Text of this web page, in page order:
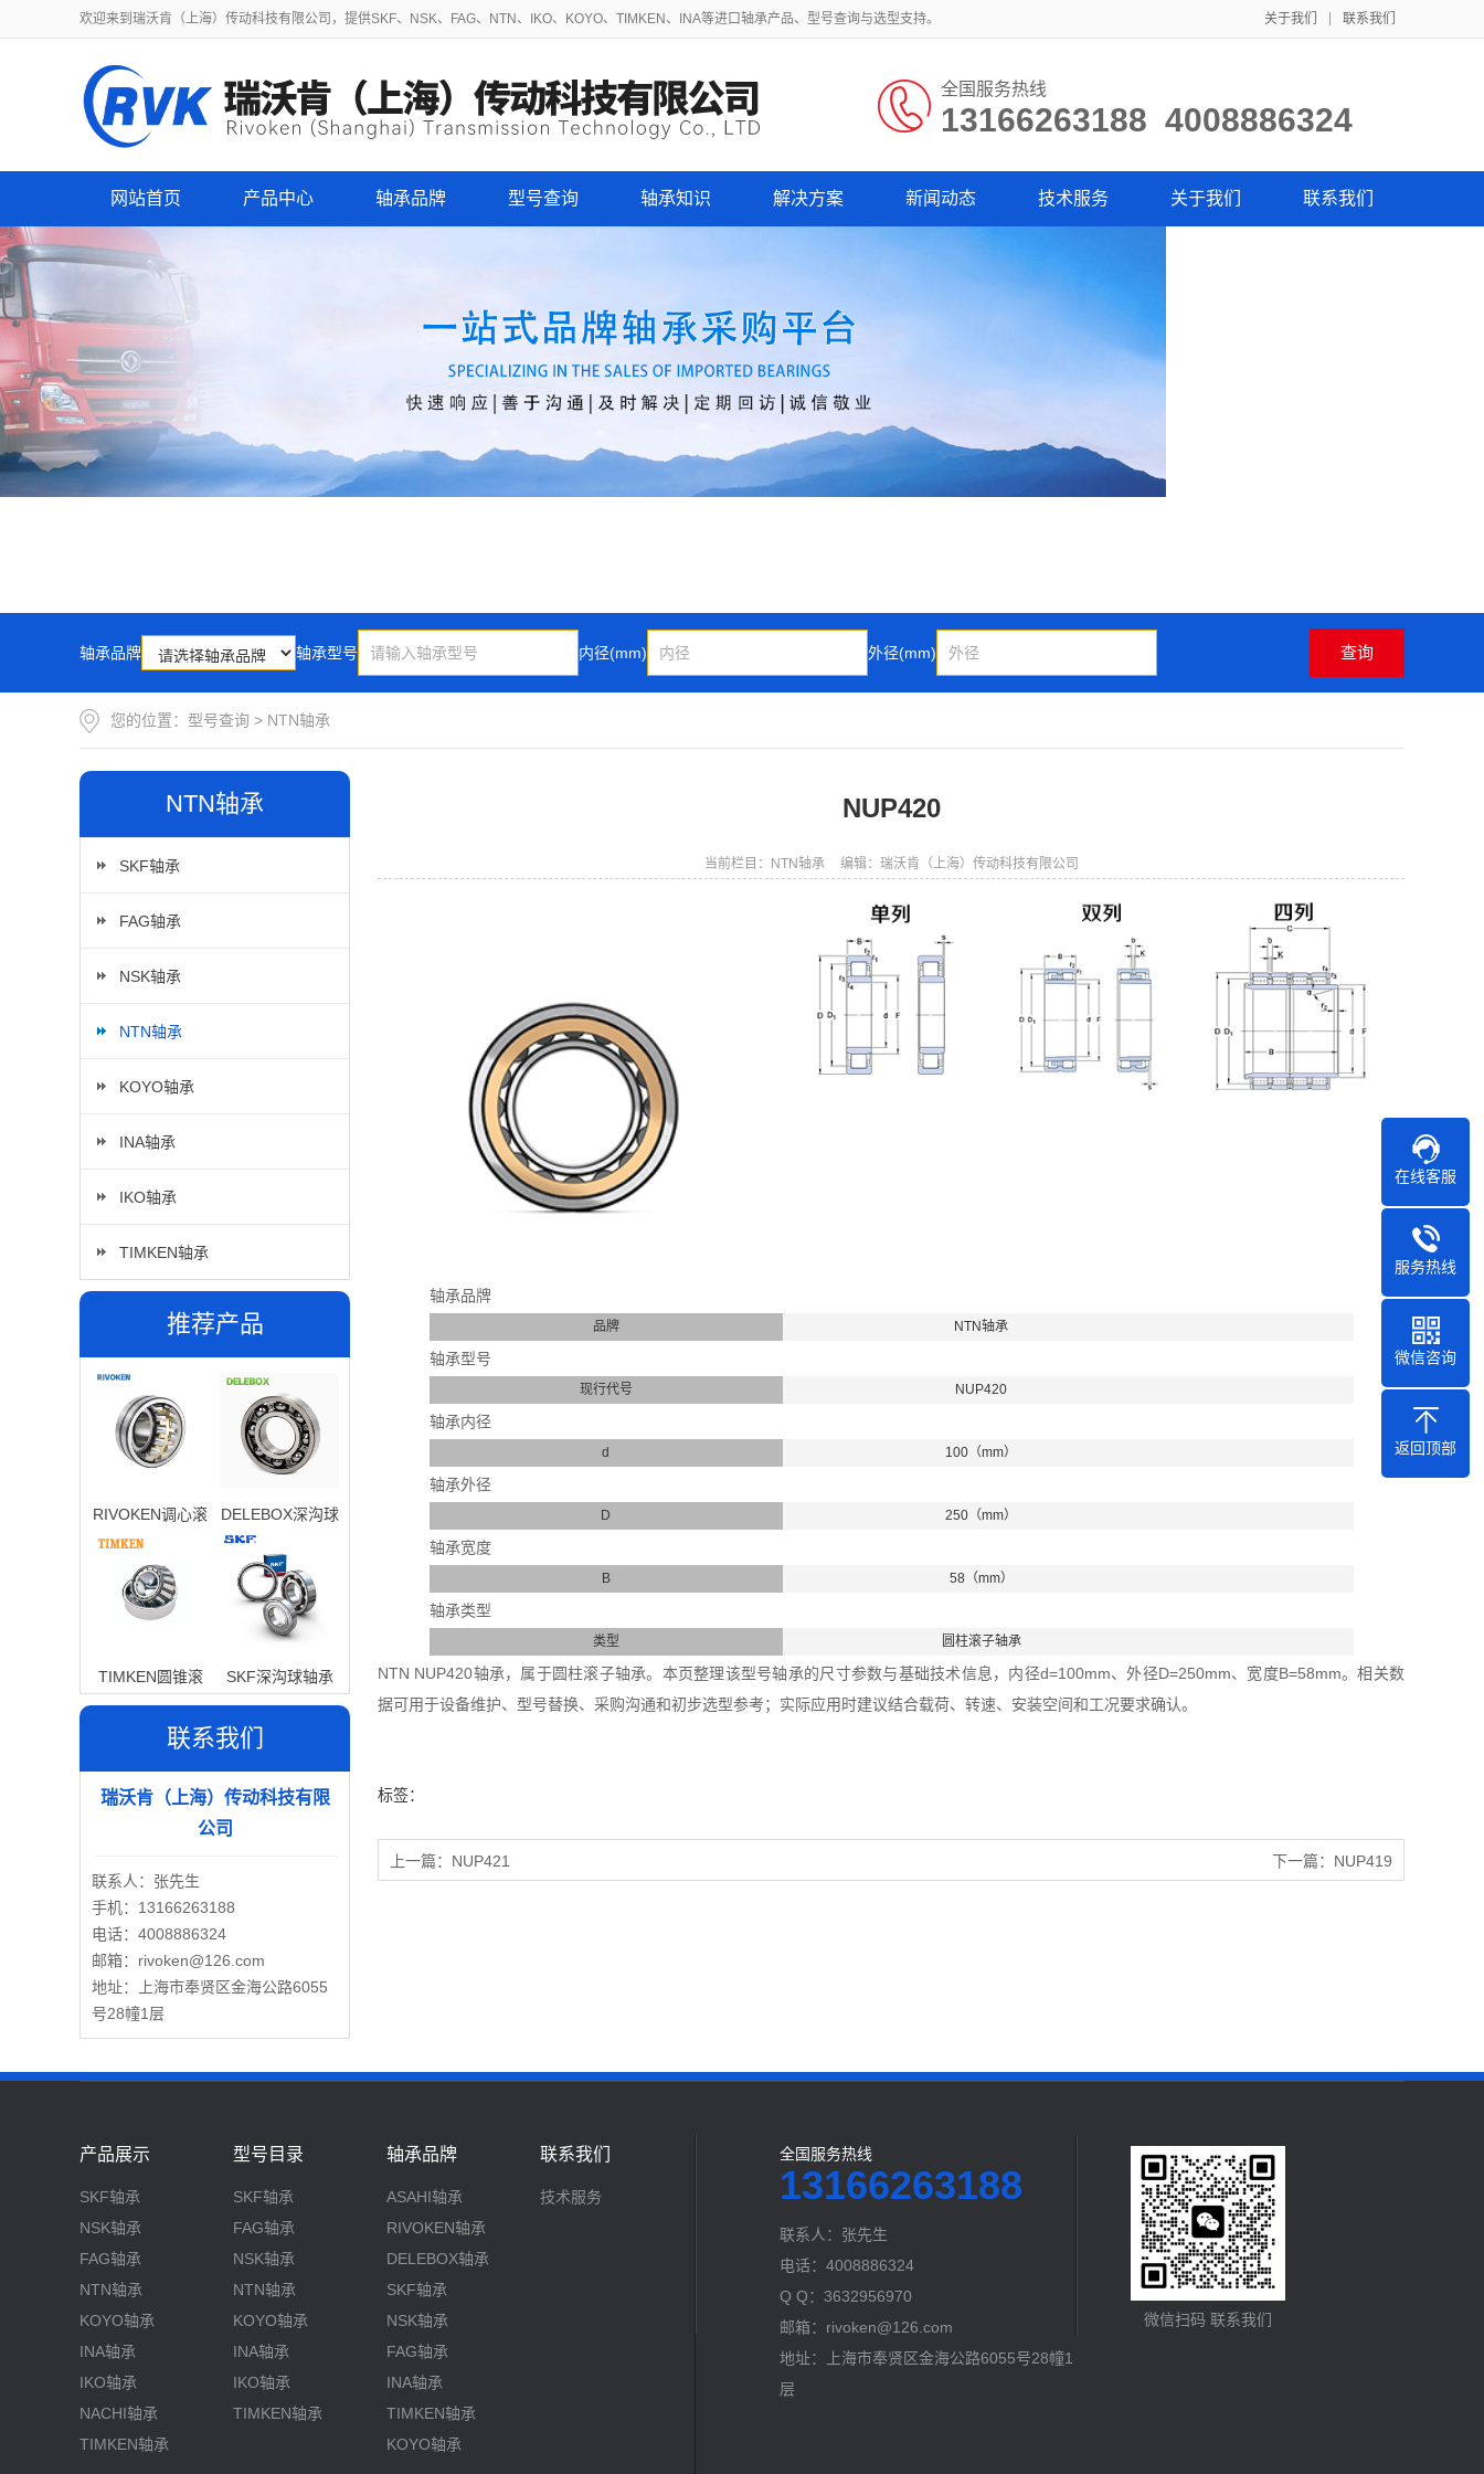
欢迎来到瑞沃肯（上海）传动科技有限公司，提供SKF、NSK、FAG、NTN、IKO、KOYO、TIMKEN、INA等进口轴承产品、型号查询与选型支持。 关于我们 联系我们
全国服务热线
13166263188 4008886324
网站首页 产品中心 轴承品牌 型号查询 轴承知识 解决方案 新闻动态 技术服务 关于我们 联系我们
轴承品牌 轴承型号 内径(mm) 外径(mm)
您的位置： 型号查询 > NTN轴承
NTN轴承
SKF轴承
FAG轴承
NSK轴承
NTN轴承
KOYO轴承
INA轴承
IKO轴承
TIMKEN轴承
推荐产品
RIVOKEN调心滚
子轴承
DELEBOX深沟球
TIMKEN圆锥滚
子轴承
SKF深沟球轴承
联系我们
瑞沃肯（上海）传动科技有限
公司
联系人：张先生
手机：13166263188
电话：4008886324
邮箱：rivoken@126.com
地址：上海市奉贤区金海公路6055
号28幢1层
NUP420
当前栏目：NTN轴承 编辑：瑞沃肯（上海）传动科技有限公司
轴承品牌
品牌 NTN轴承
轴承型号
现行代号 NUP420
轴承内径
d 100（mm）
轴承外径
D 250（mm）
轴承宽度
B 58（mm）
轴承类型
类型 圆柱滚子轴承
NTN NUP420轴承，属于圆柱滚子轴承。本页整理该型号轴承的尺寸参数与基础技术信息，内径d=100mm、外径D=250mm、宽度B=58mm。相关数
据可用于设备维护、型号替换、采购沟通和初步选型参考；实际应用时建议结合载荷、转速、安装空间和工况要求确认。
标签：
上一篇： NUP421 下一篇： NUP419
产品展示
SKF轴承
NSK轴承
FAG轴承
NTN轴承
KOYO轴承
INA轴承
IKO轴承
NACHI轴承
TIMKEN轴承
型号目录
SKF轴承
FAG轴承
NSK轴承
NTN轴承
KOYO轴承
INA轴承
IKO轴承
TIMKEN轴承
轴承品牌
ASAHI轴承
RIVOKEN轴承
DELEBOX轴承
SKF轴承
NSK轴承
FAG轴承
INA轴承
TIMKEN轴承
KOYO轴承
联系我们
技术服务
全国服务热线
13166263188
联系人：张先生
电话：4008886324
Q Q：3632956970
邮箱：rivoken@126.com
地址：上海市奉贤区金海公路6055号28幢1
层
微信扫码 联系我们
在线客服
服务热线
微信咨询
返回顶部